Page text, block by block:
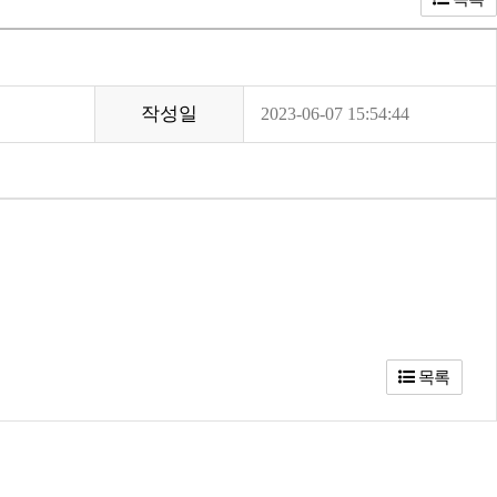
작성일 2023-06-07 15:54:44
목록